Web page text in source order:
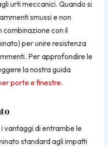
urti meccanici. Quando si
smussi e non
combinazione con il
per unire resistenza
Per approfondire le
la nostra guida
porte e finestre.
i vantaggi di entrambe le
standard agli impatti